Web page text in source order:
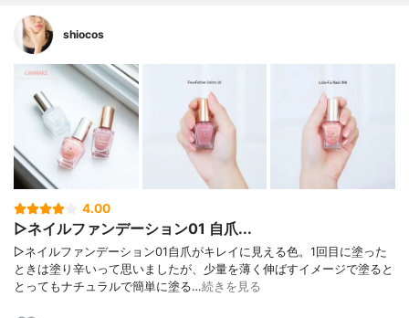
shiocos
4.00
▷ネイルファンデーション01 自爪...
▷ネイルファンデーション01自爪がキレイに見える色。1回目に塗った
ときは塗り辛いって思いましたが、少量を薄く伸ばすイメージで塗ると
とってもナチュラルで簡単に塗る…続きを見る